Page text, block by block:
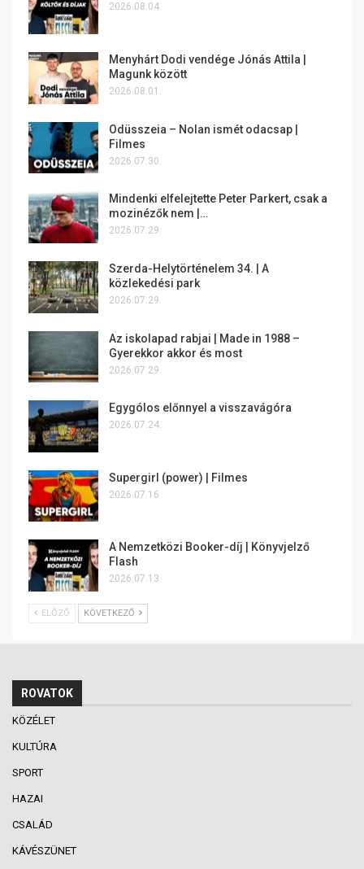
2026.08.04.
Menyhárt Dodi vendége Jónás Attila |
Magunk között
2026.08.01.
Odüsszeia – Nolan ismét odacsap |
Filmes
2026.07.30.
Mindenki elfelejtette Peter Parkert, csak a
mozinézők nem |…
2026.07.29.
Szerda-Helytörténelem 34. | A
közlekedési park
2026.07.29.
Az iskolapad rabjai | Made in 1988 –
Gyerekkor akkor és most
2026.07.29.
Egygólos előnnyel a visszavágóra
2026.07.24.
Supergirl (power) | Filmes
2026.07.16.
A Nemzetközi Booker-díj | Könyvjelző
Flash
2026.07.13.
ELŐZŐ KÖVETKEZŐ
ROVATOK
KÖZÉLET
KULTÚRA
SPORT
HAZAI
CSALÁD
KÁVÉSZÜNET